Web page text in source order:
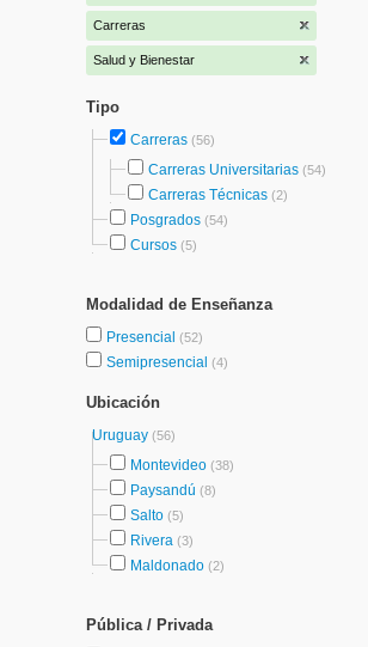
Carreras
Salud y Bienestar
Tipo
Carreras (56)
Carreras Universitarias (54)
Carreras Técnicas (2)
Posgrados (54)
Cursos (5)
Modalidad de Enseñanza
Presencial (52)
Semipresencial (4)
Ubicación
Uruguay (56)
Montevideo (38)
Paysandú (8)
Salto (5)
Rivera (3)
Maldonado (2)
Pública / Privada